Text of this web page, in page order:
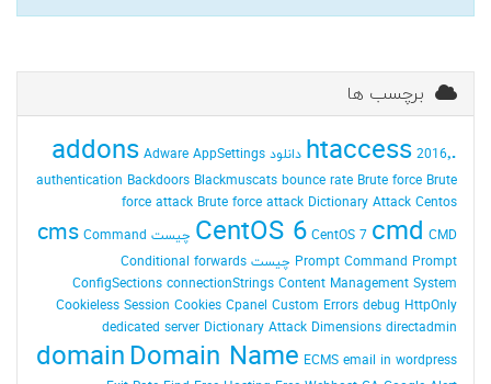
برچسب ها
.htaccess2016٬ دانلود addons Adware AppSettings
authentication Backdoors Blackmuscats bounce rate Brute force Brute
force attack Brute force attack Dictionary Attack Centos
CentOS 6 CentOS 7 cmd CMD چیست cms Command
Prompt Command Prompt چیست
Conditional forwards
ConfigSections connectionStrings Content Management System
Cookieless Session Cookies Cpanel Custom Errors debug HttpOnly
dedicated server Dictionary Attack Dimensions directadmin
domain Domain Name ECMS email in wordpress